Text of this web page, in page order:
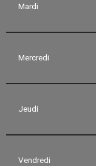
Mardi
Mercredi
Jeudi
Vendredi